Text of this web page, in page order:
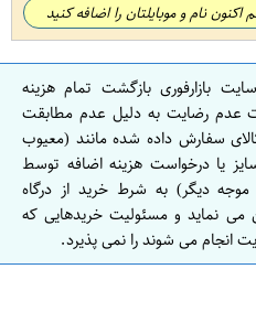
اکنون نام و موبایلتان را اضافه کنید
بازارفوری بازگشت تمام هزینه
عدم رضایت به دلیل عدم مطابقت
سفارش داده شده مانند (معیوب
یا درخواست هزینه اضافه توسط
دیگر) به شرط خرید از درگاه
نماید و مسئولیت خریدهایی که
انجام می شوند را نمی پذیرد.